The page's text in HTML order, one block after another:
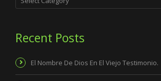
Recent Posts
El Nombre De Dios En El Viejo Testimonio.